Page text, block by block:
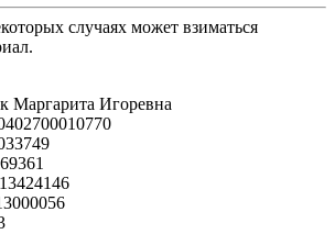
случаях может взиматься
Игоревна